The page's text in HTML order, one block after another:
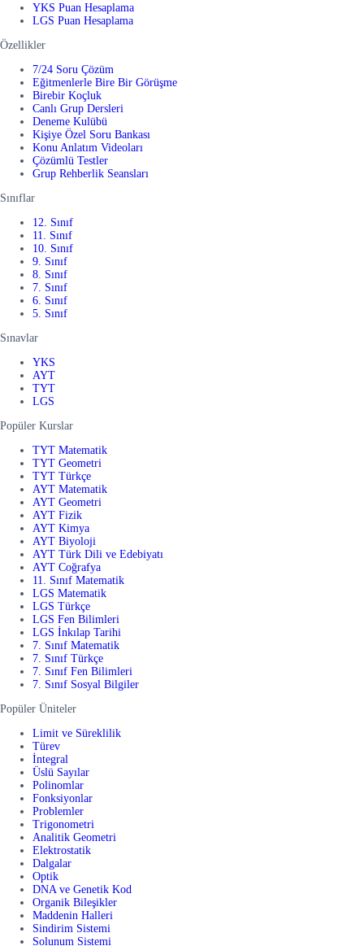
YKS Puan Hesaplama
LGS Puan Hesaplama
Özellikler
7/24 Soru Çözüm
Eğitmenlerle Bire Bir Görüşme
Birebir Koçluk
Canlı Grup Dersleri
Deneme Kulübü
Kişiye Özel Soru Bankası
Konu Anlatım Videoları
Çözümlü Testler
Grup Rehberlik Seansları
Sınıflar
12. Sınıf
11. Sınıf
10. Sınıf
9. Sınıf
8. Sınıf
7. Sınıf
6. Sınıf
5. Sınıf
Sınavlar
YKS
AYT
TYT
LGS
Popüler Kurslar
TYT Matematik
TYT Geometri
TYT Türkçe
AYT Matematik
AYT Geometri
AYT Fizik
AYT Kimya
AYT Biyoloji
AYT Türk Dili ve Edebiyatı
AYT Coğrafya
11. Sınıf Matematik
LGS Matematik
LGS Türkçe
LGS Fen Bilimleri
LGS İnkılap Tarihi
7. Sınıf Matematik
7. Sınıf Türkçe
7. Sınıf Fen Bilimleri
7. Sınıf Sosyal Bilgiler
Popüler Üniteler
Limit ve Süreklilik
Türev
İntegral
Üslü Sayılar
Polinomlar
Fonksiyonlar
Problemler
Trigonometri
Analitik Geometri
Elektrostatik
Dalgalar
Optik
DNA ve Genetik Kod
Organik Bileşikler
Maddenin Halleri
Sindirim Sistemi
Solunum Sistemi